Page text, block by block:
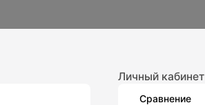
Личный кабинет
Сравнение